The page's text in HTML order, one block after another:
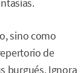
sino como
de
burgués. Ignora